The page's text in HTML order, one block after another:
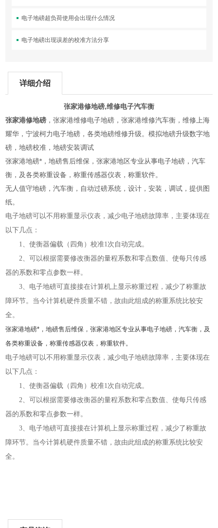
电子地磅超负荷使用会出现什么情况
电子地磅出现误差的校准方法分享
详细介绍
张家港修地磅,维修电子汽车衡​
张家港修地磅 ，张家港维修电子地磅，张家港维修汽车衡，维修上海
耀华，宁波柯力电子地磅，各类地磅维修升级。模拟地磅升级数字地
磅，地磅校准，地磅安装调试
张家港地磅*，地磅售后维保，张家港地区专业从事电子地磅，汽车
衡，及各类称重设备，称重传感器仪表，称重软件。
无人值守地磅，汽车衡，自动过磅系统，设计，安装，调试，提供图
纸。
电子地磅可以不用称重显示仪表，减少电子地磅故障率，主要体现在
以下几点：
1、使衡器偏载（四角）校准1次自动完成。
2、可以根据需要修改衡器的量程系数和零点数值、使每只传感
器的系数和零点参数一样。
3、电子地磅可直接接在计算机上显示称重过程，减少了称重故
障环节。当今计算机硬件质量不错，故由此组成的称重系统比较安
全。
张家港地磅*，地磅售后维保，张家港地区专业从事电子地磅，汽车衡，及
各类称重设备，称重传感器仪表，称重软件。
电子地磅可以不用称重显示仪表，减少电子地磅故障率，主要体现在
以下几点：
1、使衡器偏载（四角）校准1次自动完成。
2、可以根据需要修改衡器的量程系数和零点数值、使每只传感
器的系数和零点参数一样。
3、电子地磅可直接接在计算机上显示称重过程，减少了称重故
障环节。当今计算机硬件质量不错，故由此组成的称重系统比较安
全。